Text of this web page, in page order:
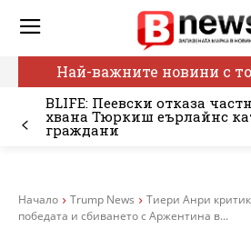
Най-важните новини с
BLIFE: Пеевски отказа
хвана Тюркиш еърлайнс
граждани
Начало Trump News
Тиери Анри
победата и сбиването с Аржентина в...